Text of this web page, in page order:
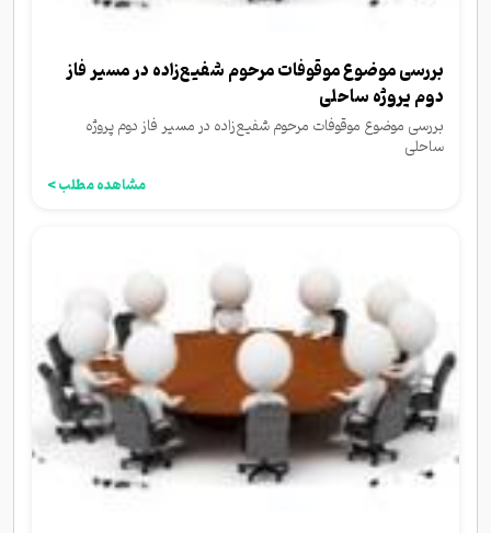
بررسی موضوع موقوفات مرحوم شفیع‌زاده در مسیر فاز
دوم پروژه ساحلی
بررسی موضوع موقوفات مرحوم شفیع‌زاده در مسیر فاز دوم پروژه
ساحلی
مشاهده مطلب >